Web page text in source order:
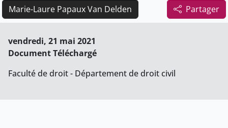
Partager
Marie-Laure Papaux Van Delden
vendredi, 21 mai 2021
Document Téléchargé
Faculté de droit - Département de droit civil